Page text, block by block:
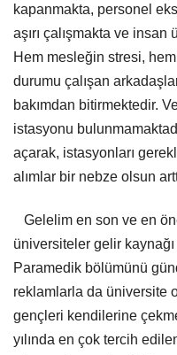
kapanmakta, personel
aşırı çalışmakta ve
Hem mesleğin stresi,
durumu çalışan
bakımdan bitirmektedir.
istasyonu
açarak, istasyonları
alımlar bir nebze olsun
Gelelim en son ve en
üniversiteler gelir
Paramedik bölümünü
reklamlarla da üniversite
gençleri kendilerine
yılında en çok tercih